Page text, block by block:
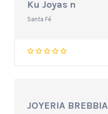
Ku Joyas n
Santa Fé
JOYERIA BREBBIA